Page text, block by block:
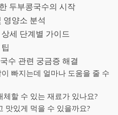
두부콩국수의 시작
영양소 분석
세 단계별 가이드
수 관련 궁금증 해결
빠지는데 얼마나 도움을 줄 수
체할 수 있는 재료가 있나요?
맛있게 먹을 수 있을까요?